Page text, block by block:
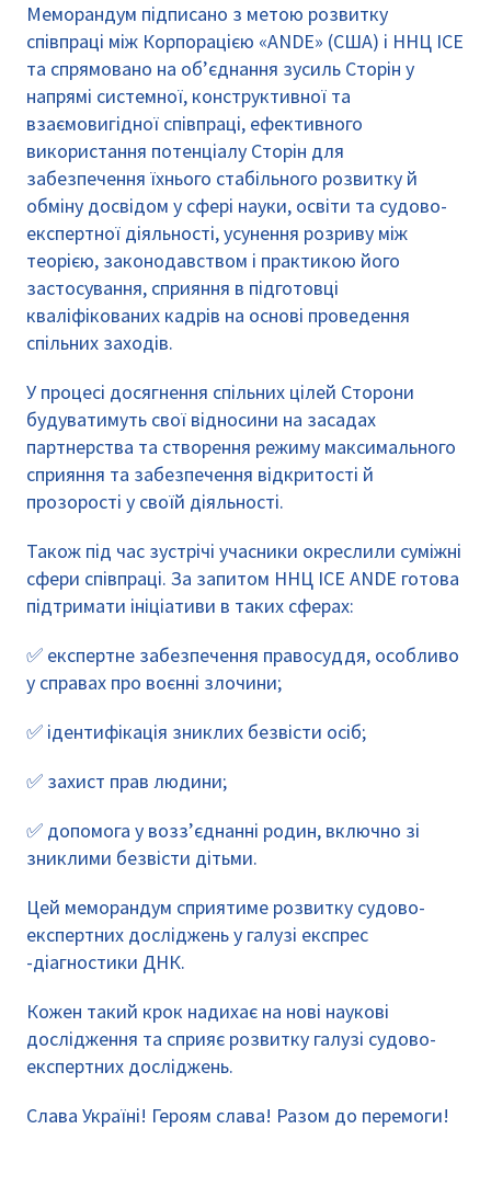
Меморандум підписано з метою розвитку
співпраці між Корпорацією «ANDE» (США) і ННЦ ІСЕ
та спрямовано на об’єднання зусиль Сторін у
напрямі системної, конструктивної та
взаємовигідної співпраці, ефективного
використання потенціалу Сторін для
забезпечення їхнього стабільного розвитку й
обміну досвідом у сфері науки, освіти та судово-
експертної діяльності, усунення розриву між
теорією, законодавством і практикою його
застосування, сприяння в підготовці
кваліфікованих кадрів на основі проведення
спільних заходів.
У процесі досягнення спільних цілей Сторони
будуватимуть свої відносини на засадах
партнерства та створення режиму максимального
сприяння та забезпечення відкритості й
прозорості у своїй діяльності.
Також під час зустрічі учасники окреслили суміжні
сфери співпраці. За запитом ННЦ ІСЕ ANDE готова
підтримати ініціативи в таких сферах:
✅ експертне забезпечення правосуддя, особливо
у справах про воєнні злочини;
✅ ідентифікація зниклих безвісти осіб;
✅ захист прав людини;
✅ допомога у возз’єднанні родин, включно зі
зниклими безвісти дітьми.
Цей меморандум сприятиме розвитку судово-
експертних досліджень у галузі експрес
-діагностики ДНК.
Кожен такий крок надихає на нові наукові
дослідження та сприяє розвитку галузі судово-
експертних досліджень.
Слава Україні! Героям слава! Разом до перемоги!